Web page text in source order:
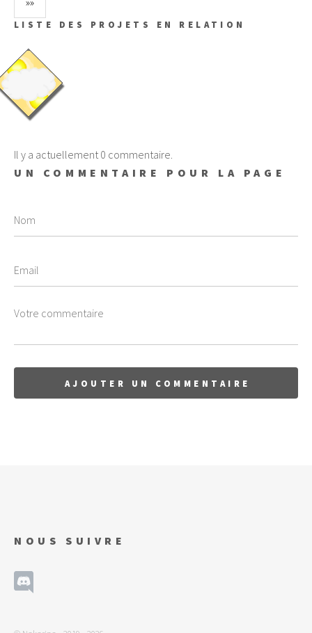
LISTE DES PROJETS EN RELATION
Il y a actuellement 0 commentaire.
UN COMMENTAIRE POUR LA PAGE
NOUS SUIVRE